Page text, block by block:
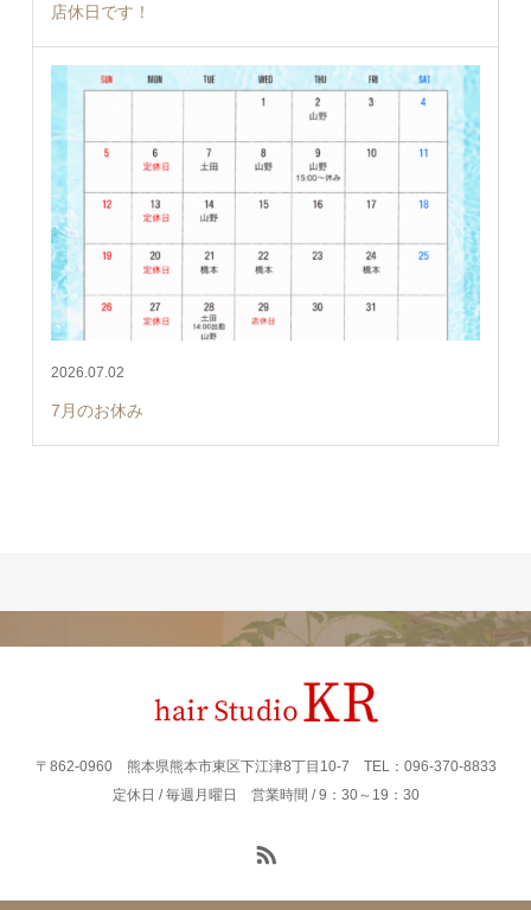
店休日です！
2026.07.02
7月のお休み
〒862‐0960 熊本県熊本市東区下江津8丁目10-7 TEL：096-370-8833
定休日 / 毎週月曜日 営業時間 / 9：30～19：30